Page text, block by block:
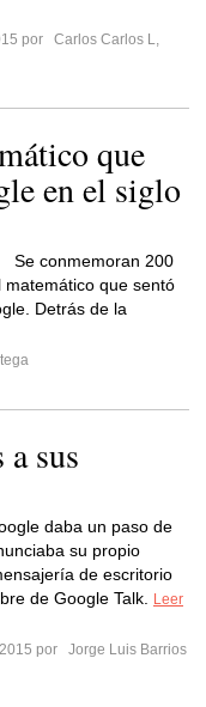
por
Carlos Carlos L,
que
en el siglo
Se conmemoran 200
que sentó
Detrás de la
sus
daba un paso de
su propio
de escritorio
de Google Talk.
Leer
por
Jorge Luis Barrios